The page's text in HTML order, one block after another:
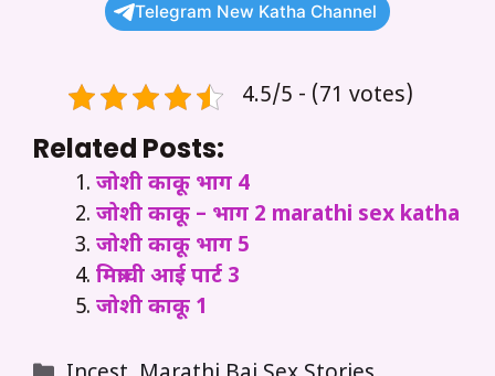
Telegram New Katha Channel
4.5/5 - (71 votes)
Related Posts:
जोशी काकू भाग 4
जोशी काकू – भाग 2 marathi sex katha
जोशी काकू भाग 5
मित्राची आई पार्ट 3
जोशी काकू 1
Categories